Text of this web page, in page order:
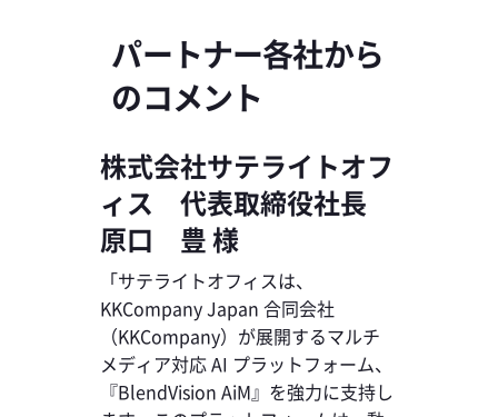
パートナー各社から
のコメント
株式会社サテライトオフ
ィス 代表取締役社長
原口 豊 様
「サテライトオフィスは、
KKCompany Japan 合同会社
（KKCompany）が展開するマルチ
メディア対応 AI プラットフォーム、
『BlendVision AiM』を強力に支持し